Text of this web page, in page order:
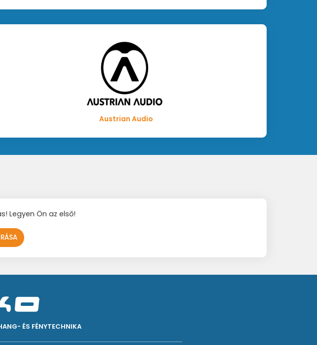
Austrian Audio
Legyen Ön az első!
ÉS FÉNYTECHNIKA